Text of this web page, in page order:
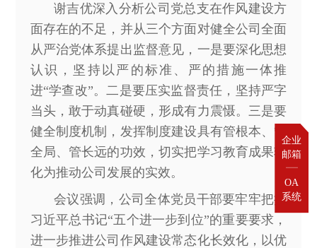
企业
邮箱
OA
系统
谢吉优深入分析公司党总支在作风建设方
面存在的不足，并从三个方面对健全公司全面
从严治党体系提出监督意见，一是要深化思想
认识，坚持以严的标准、严的措施一体推
进“学查改”。二是要压实监督责任，坚持严字
当头，敢于动真碰硬，形成有力震慑。三是要
健全制度机制，发挥制度建设具有管根本、管
全局、管长远的功效，切实把学习教育成果转
化为推动公司发展的实效。
会议强调，公司全体党员干部要牢牢把握
习近平总书记“五个进一步到位”的重要要求，
进一步推进公司作风建设常态化长效化，以优